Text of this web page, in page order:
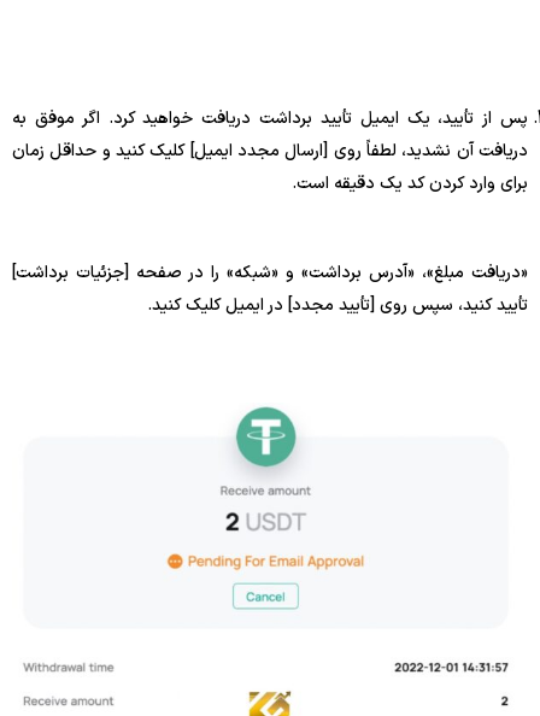
پس از تأیید، یک ایمیل تأیید برداشت دریافت خواهید کرد. اگر موفق به
دریافت آن نشدید، لطفاً روی [ارسال مجدد ایمیل] کلیک کنید و حداقل زمان
برای وارد کردن کد یک دقیقه است.
«دریافت مبلغ»، «آدرس برداشت» و «شبکه» را در صفحه [جزئیات برداشت]
تأیید کنید، سپس روی [تأیید مجدد] در ایمیل کلیک کنید.